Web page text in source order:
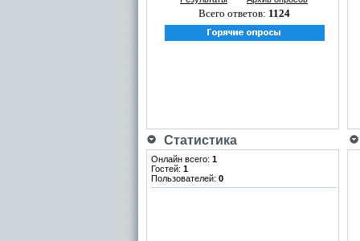
Всего ответов: 1124
Статистика
Онлайн всего: 1
Гостей: 1
Пользователей: 0